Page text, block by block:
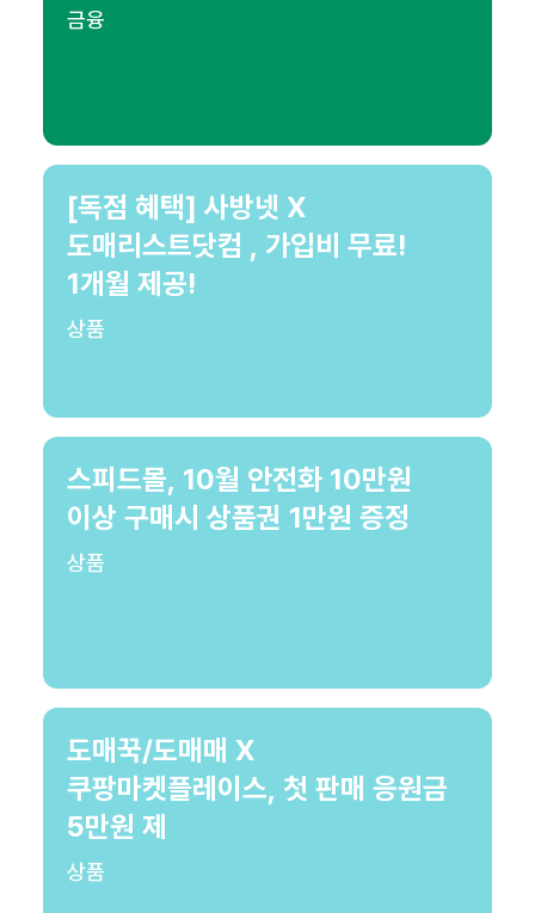
금융
[독점 혜택] 사방넷 X
도매리스트닷컴 , 가입비 무료!
1개월 제공!
상품
스피드몰, 10월 안전화 10만원
이상 구매시 상품권 1만원 증정
상품
도매꾹/도매매 X
쿠팡마켓플레이스, 첫 판매 응원금
5만원 제
상품